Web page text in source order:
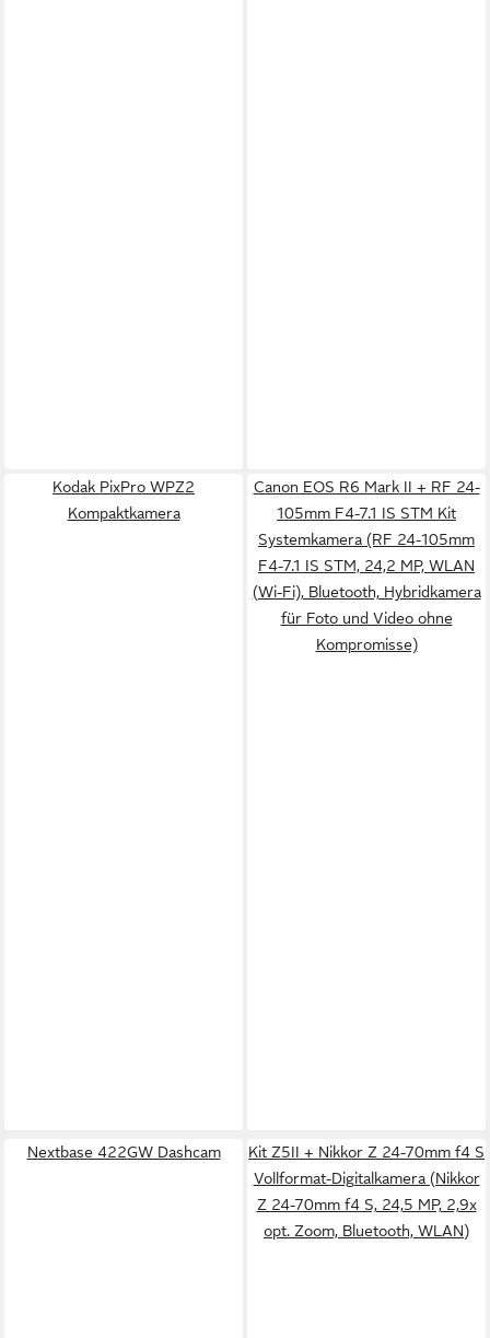
Kodak PixPro WPZ2
Kompaktkamera
Canon EOS R6 Mark II + RF 24-
105mm F4-7.1 IS STM Kit
Systemkamera (RF 24-105mm
F4-7.1 IS STM, 24,2 MP, WLAN
(Wi-Fi), Bluetooth, Hybridkamera
für Foto und Video ohne
Kompromisse)
Nextbase 422GW Dashcam
Kit Z5II + Nikkor Z 24-70mm f4 S
Vollformat-Digitalkamera (Nikkor
Z 24-70mm f4 S, 24,5 MP, 2,9x
opt. Zoom, Bluetooth, WLAN)